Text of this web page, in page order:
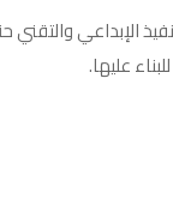
الإبداعي
عليها.